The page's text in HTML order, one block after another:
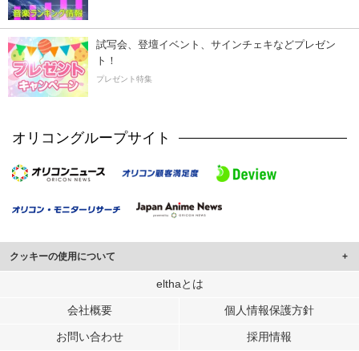
試写会、登壇イベント、サインチェキなどプレゼン
ト！
プレゼント特集
オリコングループサイト
クッキーの使用について
このサイトでは Cookie を使用して、ユーザーに合わせたコンテンツや広告の
行っています。
メディアや広告配信、データ解析の各パートナーに提供しています。
elthaとは
会社概要 個人情報保護方針
お問い合わせ
採用情報